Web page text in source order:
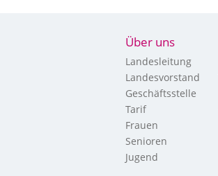
Über uns
Landesleitung
Landesvorstand
Geschäftsstelle
Tarif
Frauen
Senioren
Jugend